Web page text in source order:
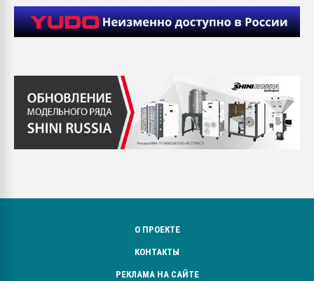
О ПРОЕКТЕ
КОНТАКТЫ
РЕКЛАМА НА САЙТЕ